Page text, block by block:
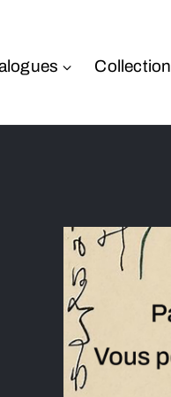
Collection